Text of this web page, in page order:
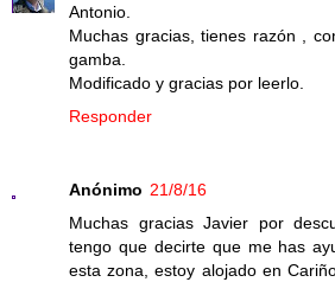
Antonio.
Muchas gracias, tienes razón ,
gamba.
Modificado y gracias por leerlo.
Responder
Anónimo 21/8/16
Muchas gracias Javier por
tengo que decirte que me has
esta zona, estoy alojado en